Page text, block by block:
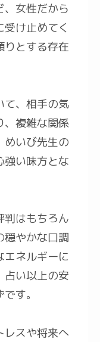
女性だから
け止めてく
りとする存在
て、相手の気
、複雑な関係
めいび先生の
強い味方とな
判はもちろん
穏やかな口調
エネルギーに
占い以上の安
す。
レスや将来へ